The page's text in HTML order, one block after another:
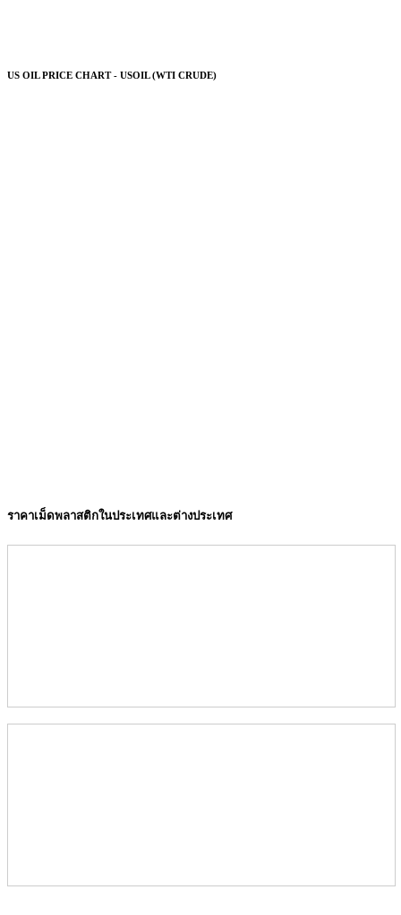
US OIL PRICE CHART - USOIL (WTI CRUDE)
ราคาเม็ดพลาสติกในประเทศและต่างประเทศ